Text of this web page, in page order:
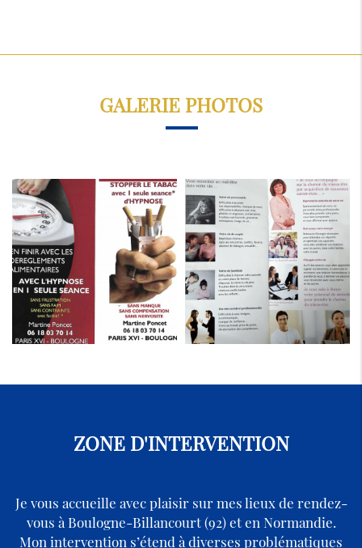
GALERIE PHOTOS
ZONE D'INTERVENTION
Je vous accueille avec plaisir sur mes lieux de rendez-
vous à Boulogne-Billancourt (92) et en Normandie.
Mon intervention s’étend à diverses problématiques